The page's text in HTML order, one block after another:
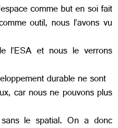
comme but en soi fait
outil, nous l’avons vu
l’ESA et nous le verrons
durable ne sont
car nous ne pouvons plus
sans le spatial. On a donc